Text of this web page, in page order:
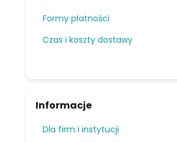
Formy płatności
Czas i koszty dostawy
Informacje
Dla firm i instytucji